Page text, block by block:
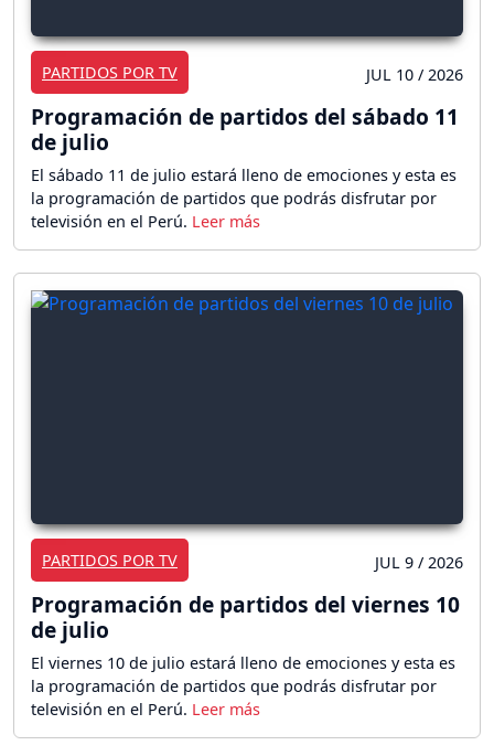
PARTIDOS POR TV JUL 10 / 2026
Programación de partidos del sábado 11
de julio
El sábado 11 de julio estará lleno de emociones y esta es
la programación de partidos que podrás disfrutar por
televisión en el Perú.
PARTIDOS POR TV JUL 9 / 2026
Programación de partidos del viernes 10
de julio
El viernes 10 de julio estará lleno de emociones y esta es
la programación de partidos que podrás disfrutar por
televisión en el Perú.